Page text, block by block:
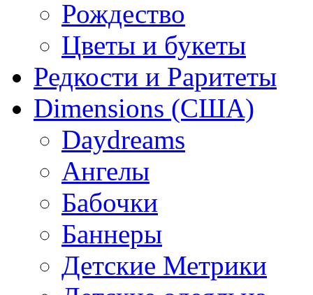
Рождество
Цветы и букеты
Редкости и Раритеты
Dimensions (США)
Daydreams
Ангелы
Бабочки
Баннеры
Детские Метрики